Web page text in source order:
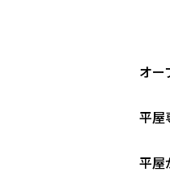
オー
平屋
平屋